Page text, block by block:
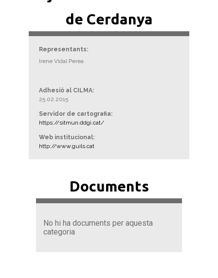
de Cerdanya
Representants:
Irene Vidal Perea
Adhesió al CILMA:
25.02.2015
Servidor de cartografia:
https://sitmun.ddgi.cat/
Web institucional:
http://www.guils.cat
Documents
No hi ha documents per aquesta
categoria